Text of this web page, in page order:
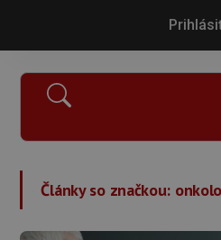
Články so značkou: